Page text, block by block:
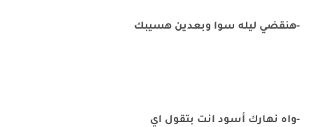
-هنقضي ليله سوا وبعدين هسيبك
-واه نهارك أسود انت بتقول اي